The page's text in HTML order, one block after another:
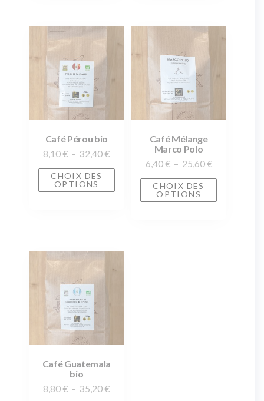
Café Pérou bio
8,10 € – 32,40 €
CHOIX DES
OPTIONS
Café Mélange
Marco Polo
6,40 € – 25,60 €
CHOIX DES
OPTIONS
Café Guatemala
bio
8,80 € – 35,20 €